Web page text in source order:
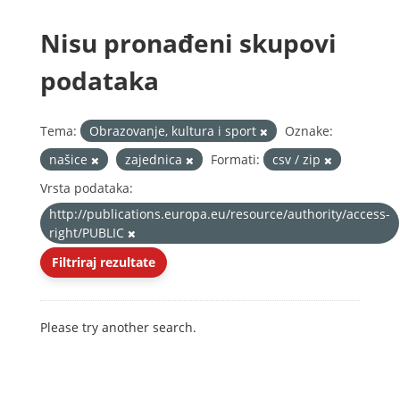
Nisu pronađeni skupovi
podataka
Tema: Obrazovanje, kultura i sport
Oznake:
našice
zajednica Formati:
csv / zip
Vrsta podataka:
http://publications.europa.eu/resource/authority/access-
right/PUBLIC
Filtriraj rezultate
Please try another search.